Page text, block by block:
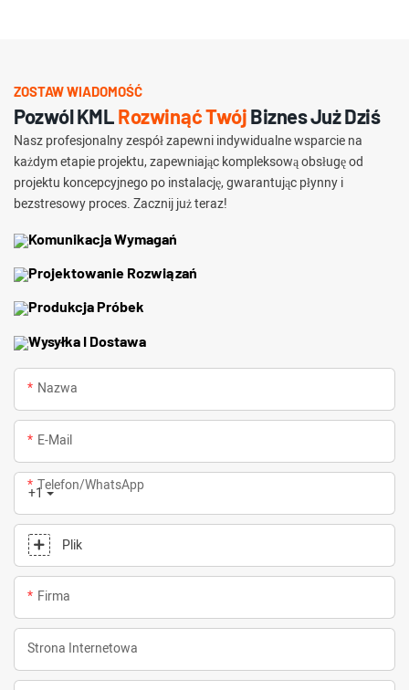
ZOSTAW WIADOMOŚĆ
Pozwól KMLRozwinąć TwójBiznes Już Dziś
Nasz profesjonalny zespół zapewni indywidualne wsparcie na
każdym etapie projektu, zapewniając kompleksową obsługę od
projektu koncepcyjnego po instalację, gwarantując płynny i
bezstresowy proces. Zacznij już teraz!
Komunikacja Wymagań
Projektowanie Rozwiązań
Produkcja Próbek
Wysyłka I Dostawa
Nazwa
E-Mail
+1Telefon/WhatsApp
Plik
Firma
Strona Internetowa